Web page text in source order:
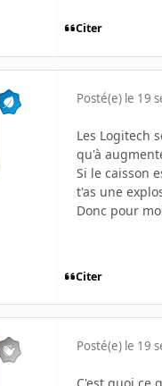
Citer
Posté(e) le 19
Les Logitech
qu'à
Si le caisson
t'as une
Donc pour
Citer
Posté(e) le 19